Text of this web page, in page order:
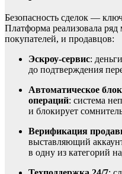
Безопасность сделок —
Платформа реализовала
покупателей, и продавцов:
Эскроу-сервис:
до подтверждения
Автоматическое
операций: система
и блокирует
Верификация
выставляющий
в одну из категорий